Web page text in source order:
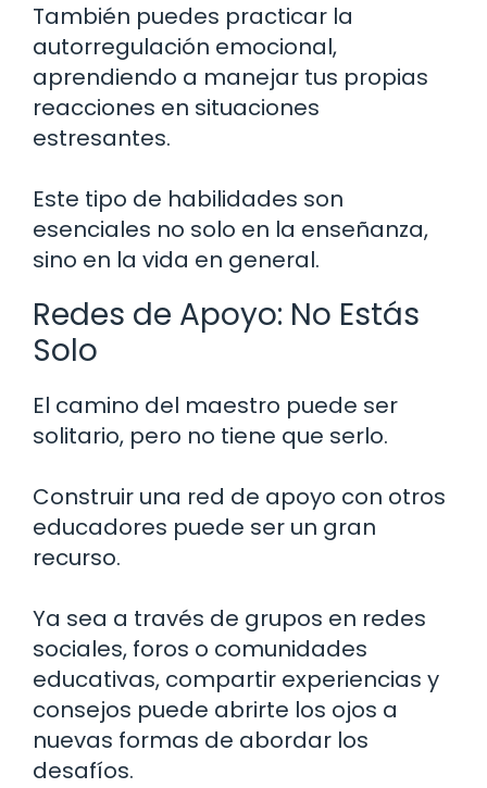
También puedes practicar la
autorregulación emocional,
aprendiendo a manejar tus propias
reacciones en situaciones
estresantes.
Este tipo de habilidades son
esenciales no solo en la enseñanza,
sino en la vida en general.
Redes de Apoyo: No Estás
Solo
El camino del maestro puede ser
solitario, pero no tiene que serlo.
Construir una red de apoyo con otros
educadores puede ser un gran
recurso.
Ya sea a través de grupos en redes
sociales, foros o comunidades
educativas, compartir experiencias y
consejos puede abrirte los ojos a
nuevas formas de abordar los
desafíos.